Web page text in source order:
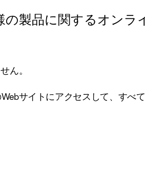
製品に関するオンラ
ん。
サイトにアクセスして、すべ